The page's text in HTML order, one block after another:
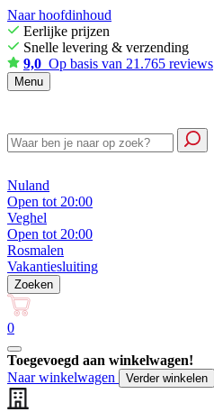
Naar hoofdinhoud
Eerlijke prijzen
Snelle levering & verzending
9,0 Op basis van 21.765 reviews
Menu
Nuland
Open tot 20:00
Veghel
Open tot 20:00
Rosmalen
Vakantiesluiting
Zoeken
0
Toegevoegd aan winkelwagen!
Naar winkelwagen
Verder winkelen